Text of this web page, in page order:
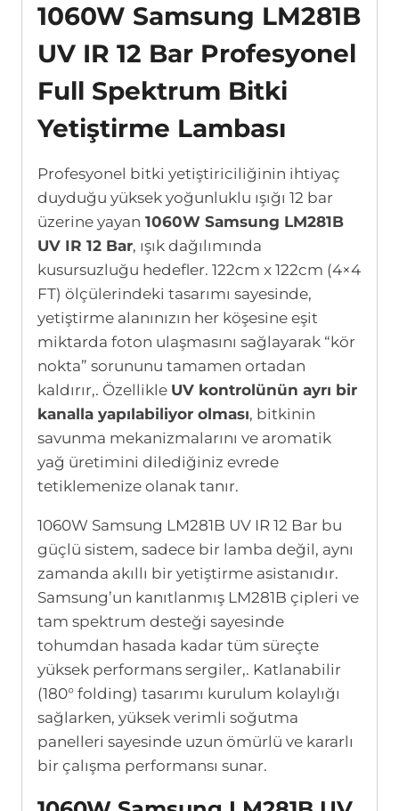
1060W Samsung LM281B
UV IR 12 Bar Profesyonel
Full Spektrum Bitki
Yetiştirme Lambası
Profesyonel bitki yetiştiriciliğinin ihtiyaç
duyduğu yüksek yoğunluklu ışığı 12 bar
üzerine yayan 1060W Samsung LM281B
UV IR 12 Bar, ışık dağılımında
kusursuzluğu hedefler. 122cm x 122cm (4×4
FT) ölçülerindeki tasarımı sayesinde,
yetiştirme alanınızın her köşesine eşit
miktarda foton ulaşmasını sağlayarak “kör
nokta” sorununu tamamen ortadan
kaldırır,. Özellikle UV kontrolünün ayrı bir
kanalla yapılabiliyor olması, bitkinin
savunma mekanizmalarını ve aromatik
yağ üretimini dilediğiniz evrede
tetiklemenize olanak tanır.
1060W Samsung LM281B UV IR 12 Bar bu
güçlü sistem, sadece bir lamba değil, aynı
zamanda akıllı bir yetiştirme asistanıdır.
Samsung’un kanıtlanmış LM281B çipleri ve
tam spektrum desteği sayesinde
tohumdan hasada kadar tüm süreçte
yüksek performans sergiler,. Katlanabilir
(180° folding) tasarımı kurulum kolaylığı
sağlarken, yüksek verimli soğutma
panelleri sayesinde uzun ömürlü ve kararlı
bir çalışma performansı sunar.